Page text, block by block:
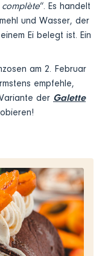
complète“. Es handelt
und Wasser, der
Ei belegt ist. Ein
am 2. Februar
empfehle,
der Galette